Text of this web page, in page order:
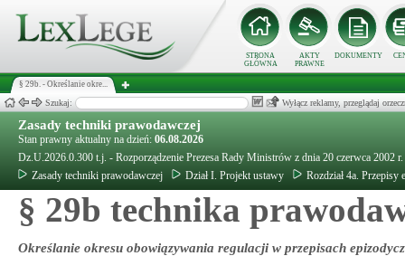
STRONA
GŁÓWNA
AKTY
PRAWNE
DOKUMENTY
§ 29b. - Określanie okre...
Szukaj: Wyłącz reklamy, przeglądaj
Zasady techniki prawodawczej
Stan prawny aktualny na dzień: 06.08.2026
Dz.U.2026.0.300 t.j. - Rozporządzenie Prezesa Rady Ministrów z dnia 20 czerwca 2002
Zasady techniki prawodawczej
Dział I. Projekt ustawy Rozdział 4a. Przepisy
§ 29b technika
Określanie okresu obowiązywania regulacji w przepisach